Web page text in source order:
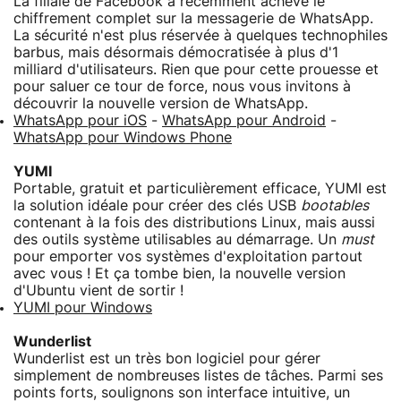
chiffrement complet sur la messagerie de WhatsApp.
La sécurité n'est plus réservée à quelques technophiles
barbus, mais désormais démocratisée à plus d'1
milliard d'utilisateurs. Rien que pour cette prouesse et
pour saluer ce tour de force, nous vous invitons à
découvrir la nouvelle version de WhatsApp.
WhatsApp pour iOS - WhatsApp pour Android -
WhatsApp pour Windows Phone
YUMI
Portable, gratuit et particulièrement efficace, YUMI est
la solution idéale pour créer des clés USB bootables
contenant à la fois des distributions Linux, mais aussi
des outils système utilisables au démarrage. Un must
pour emporter vos systèmes d'exploitation partout
avec vous ! Et ça tombe bien, la nouvelle version
d'Ubuntu vient de sortir !
YUMI pour Windows
Wunderlist
Wunderlist est un très bon logiciel pour gérer
simplement de nombreuses listes de tâches. Parmi ses
points forts, soulignons son interface intuitive, un